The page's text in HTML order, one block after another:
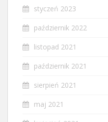
styczeń 2023
październik 2022
listopad 2021
październik 2021
sierpień 2021
maj 2021